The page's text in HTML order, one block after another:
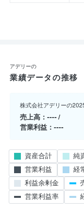
アデリーの
業績データの推移
株式会社アデリーの
売上高
----
営業利益
----
資産合計 純
営業利益
経
利益余剰金
営業利益率